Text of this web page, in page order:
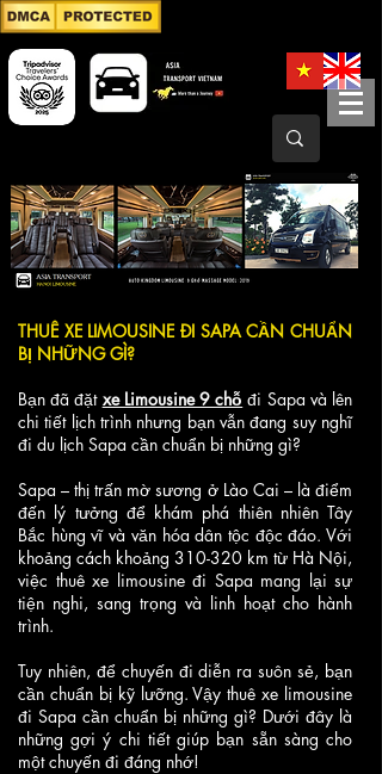
THUÊ XE LIMOUSINE ĐI SAPA CẦN CHUẨN
BỊ NHỮNG GÌ?
Bạn đã đặt xe Limousine 9 chỗ đi Sapa và lên
chi tiết lịch trình nhưng bạn vẫn đang suy nghĩ
đi du lịch Sapa cần chuẩn bị những gì?
Sapa – thị trấn mờ sương ở Lào Cai – là điểm
đến lý tưởng để khám phá thiên nhiên Tây
Bắc hùng vĩ và văn hóa dân tộc độc đáo. Với
khoảng cách khoảng 310-320 km từ Hà Nội,
việc thuê xe limousine đi Sapa mang lại sự
tiện nghi, sang trọng và linh hoạt cho hành
trình.
Tuy nhiên, để chuyến đi diễn ra suôn sẻ, bạn
cần chuẩn bị kỹ lưỡng. Vậy thuê xe limousine
đi Sapa cần chuẩn bị những gì? Dưới đây là
những gợi ý chi tiết giúp bạn sẵn sàng cho
một chuyến đi đáng nhớ!